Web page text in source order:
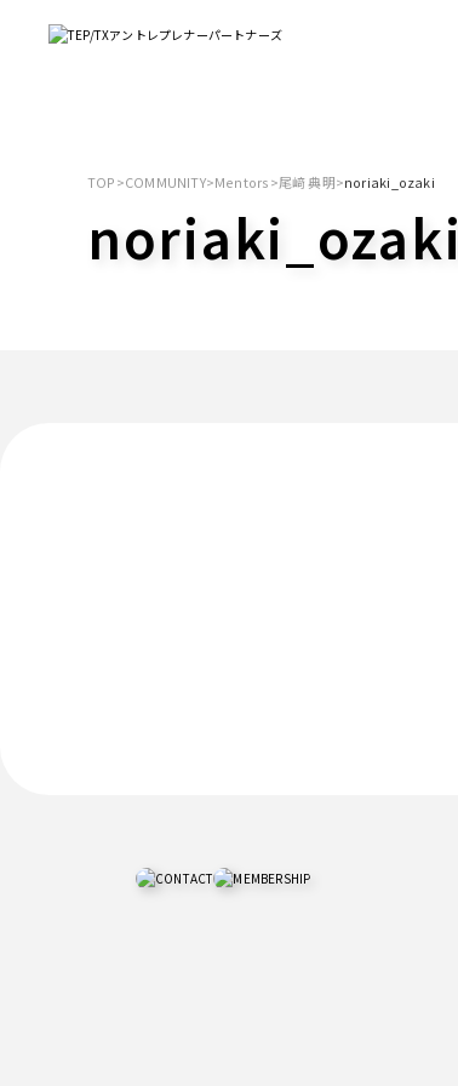
TOP >COMMUNITY>Mentors >尾﨑 典明>noriaki_ozaki
noriaki_ozaki